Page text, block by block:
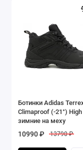
Ботинки Adidas
Climaproof (-21°)
зимние на меху
10990 ₽ 13790 ₽